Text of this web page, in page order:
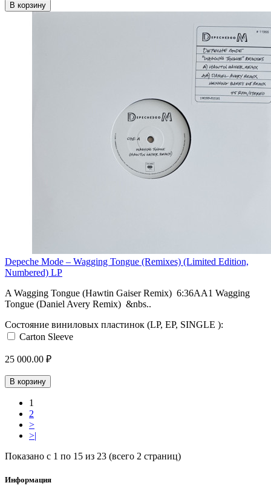
В корзину
Depeche Mode – Wagging Tongue (Remixes) (Limited Edition,
Numbered) LP
A Wagging Tongue (Hawtin Gaiser Remix) 6:36AA1 Wagging
Tongue (Daniel Avery Remix) &nbs..
Состояние виниловых пластинок (LP, EP, SINGLE ):
Carton Sleeve
25 000.00 ₽
В корзину
1
2
>
>|
Показано с 1 по 15 из 23 (всего 2 страниц)
Информация